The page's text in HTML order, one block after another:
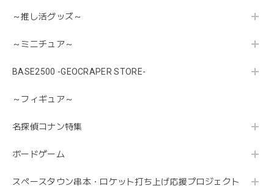
～推し活グッズ～
～ミニチュア～
BASE2500 -GEOCRAPER STORE-
～フィギュア～
名探偵コナン特集
ボードゲーム
スペースタウン串本・ロケット打ち上げ応援プロジェクト